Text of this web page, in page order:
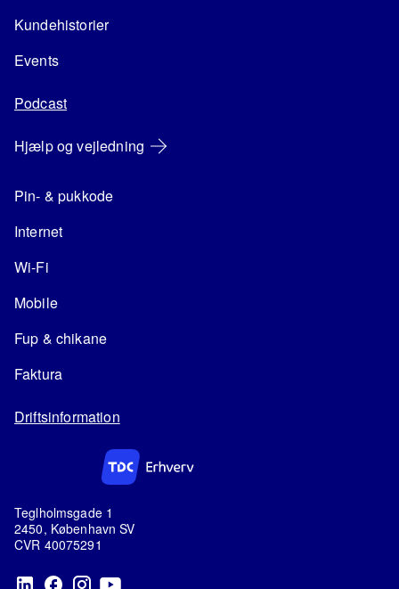
Kundehistorier
Events
Podcast
Hjælp og vejledning
Pin- & pukkode
Internet
Wi-Fi
Mobile
Fup & chikane
Faktura
Driftsinformation
Teglholmsgade 1
2450, København SV
CVR 40075291